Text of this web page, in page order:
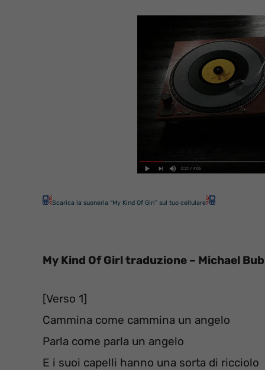
Scarica la suoneria “My Kind Of Girl” sul tuo cellulare
My Kind Of Girl traduzione – Michael
[Verso 1]
Cammina come cammina un angelo
Parla come parla un angelo
E i suoi capelli hanno una sorta di ricciolo